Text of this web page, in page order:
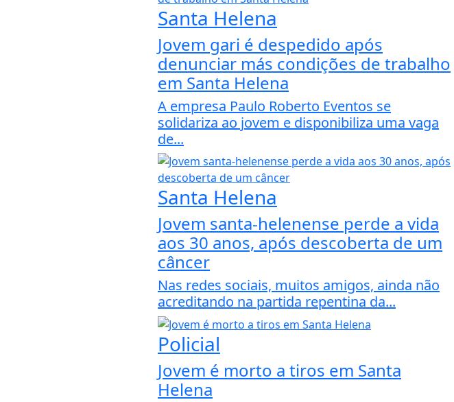
Santa Helena
Jovem gari é despedido após
denunciar más condições de trabalho
em Santa Helena
A empresa Paulo Roberto Eventos se
solidariza ao jovem e disponibiliza uma vaga
de...
Santa Helena
Jovem santa-helenense perde a vida
aos 30 anos, após descoberta de um
câncer
Nas redes sociais, muitos amigos, ainda não
acreditando na partida repentina da...
Policial
Jovem é morto a tiros em Santa
Helena